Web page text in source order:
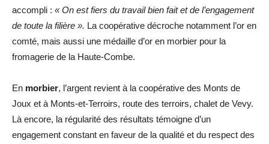
accompli : « On est fiers du travail bien fait et de l’engagement
de toute la filière ». La coopérative décroche notamment l’or en
comté, mais aussi une médaille d’or en morbier pour la
fromagerie de la Haute-Combe.
En morbier, l’argent revient à la coopérative des Monts de
Joux et à Monts-et-Terroirs, route des terroirs, chalet de Vevy.
Là encore, la régularité des résultats témoigne d’un
engagement constant en faveur de la qualité et du respect des